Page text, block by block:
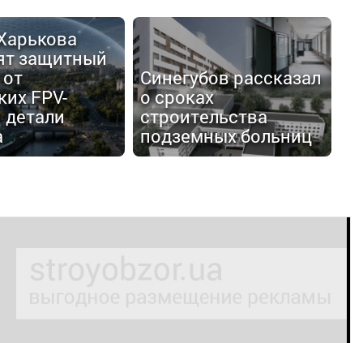
защитный
FPV-
Синегубов рассказал
о сроках
строительства
подземных больниц